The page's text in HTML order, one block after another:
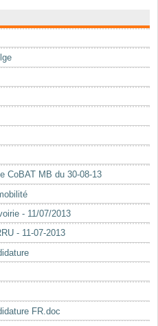
CoBAT MB du 30-08-13
- 11/07/2013
- 11-07-2013
FR.doc